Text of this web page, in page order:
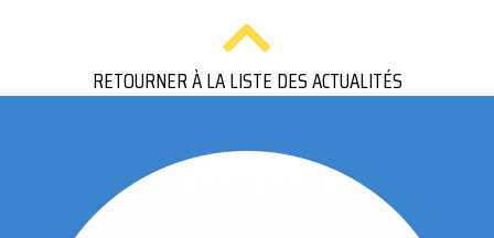
RETOURNER À LA LISTE DES ACTUALITÉS